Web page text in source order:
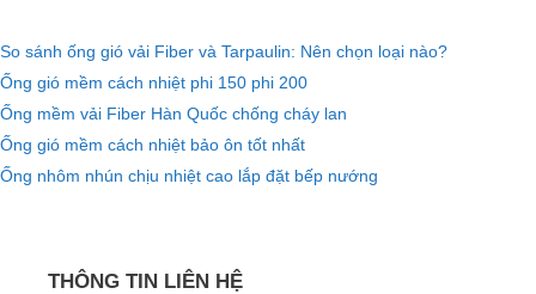
So sánh ống gió vải Fiber và Tarpaulin: Nên chọn loại nào?
Ống gió mềm cách nhiệt phi 150 phi 200
Ống mềm vải Fiber Hàn Quốc chống cháy lan
Ống gió mềm cách nhiệt bảo ôn tốt nhất
Ống nhôm nhún chịu nhiệt cao lắp đặt bếp nướng
THÔNG TIN LIÊN HỆ